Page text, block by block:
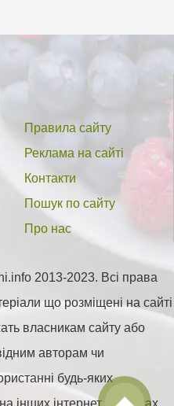
Правила сайту
Реклама на сайті
Контакти
Пошук по сайту
Про нас
2013-2023. Всі права
що розміщені на сайті
власникам сайту або
авторам чи
будь-яких
інших інтернет ресурсах,